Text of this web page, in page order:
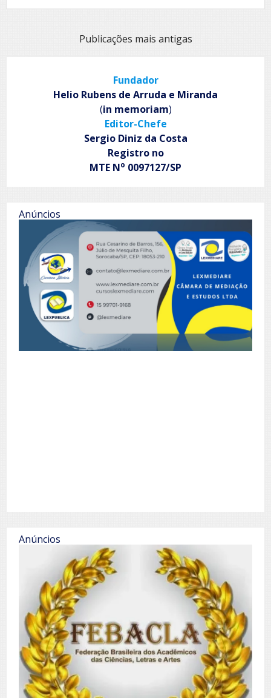
da
NavegaçãoPublicações mais antigas
Fundador
Helio Rubens de Arruda e Miranda
(in memoriam)
Editor-Chefe
Sergio Diniz da Costa
Registro no
MTE No 0097127/SP
Anúncios
Anúncios